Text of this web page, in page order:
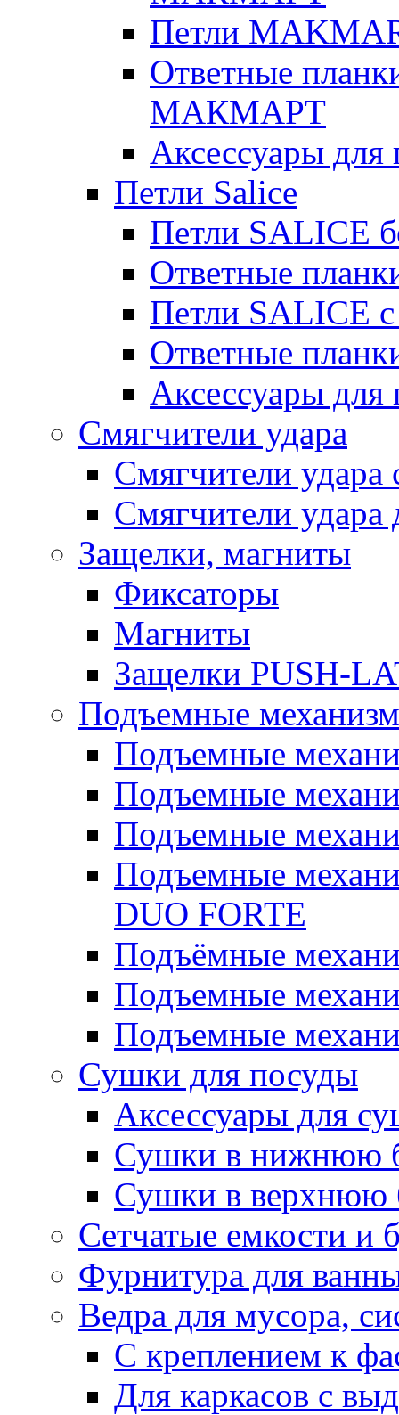
Петли
Ответные
МАКМАРТ
Аксессуары
Петли Salice
Петли SALICE
Ответные
Петли SALICE
Ответные
Аксессуары для
Смягчители удара
Смягчители удара
Смягчители удара
Защелки, магниты
Фиксаторы
Магниты
Защелки PUSH-
Подъемные
Подъемные
Подъемные
Подъемные
Подъемные
DUO FORTE
Подъёмные
Подъемные
Подъемные
Сушки для посуды
Аксессуары для
Сушки в нижнюю
Сушки в верхнюю
Сетчатые емкости и
Фурнитура для
Ведра для мусора,
С креплением к
Для каркасов с